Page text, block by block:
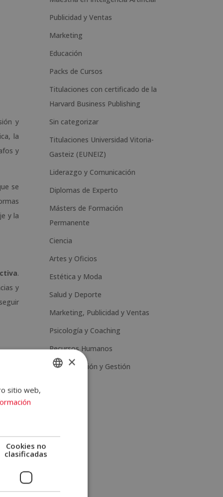
y
la
y
se
y la
.
y
te
n
a
t
e
:
Publicidad y Ventas
Marketing
Educación
Packs de Cursos
Titulaciones con certificado de la
Harvard Business Publishing
Sin categorizar
Titulaciones Universidad Vitoria-
Gasteiz (EUNEIZ)
Liderazgo y Comunicación
Diplomas de Experto
Másters de Formación
Permanente
Ciencia
Artes y Oficios
Estética y Moda
Salud y Deporte
Marketing, Publicidad y Ventas
Psicología y Coaching
Recursos Humanos
Administración y Gestión
SPANISH
×
sitio web,
Cookies no
clasificadas